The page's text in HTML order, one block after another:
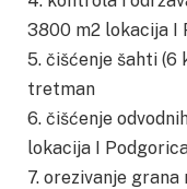
3800 m2 lokacija I
5. čišćenje šahti (6
tretman
6. čišćenje
lokacija I
7. orezivanje grana